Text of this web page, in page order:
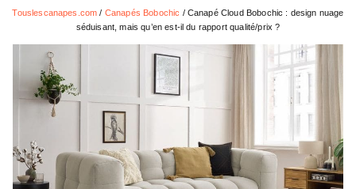
Touslescanapes.com / Canapés Bobochic / Canapé Cloud Bobochic : design nuage
séduisant, mais qu’en est-il du rapport qualité/prix ?